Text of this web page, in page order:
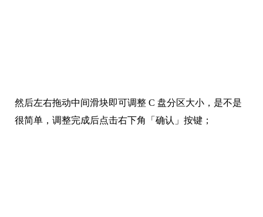
然后左右拖动中间滑块即可调整 C 盘分区大小，是不是
很简单，调整完成后点击右下角「确认」按键；